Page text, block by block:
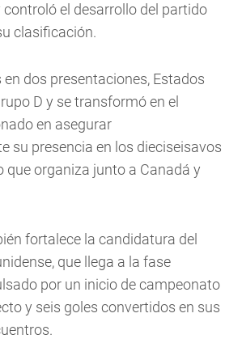
el desarrollo del partido
clasificación.
dos presentaciones, Estados
D y se transformó en el
en asegurar
su presencia en los dieciseisavos
que organiza junto a Canadá y
fortalece la candidatura del
que llega a la fase
por un inicio de campeonato
y seis goles convertidos en sus